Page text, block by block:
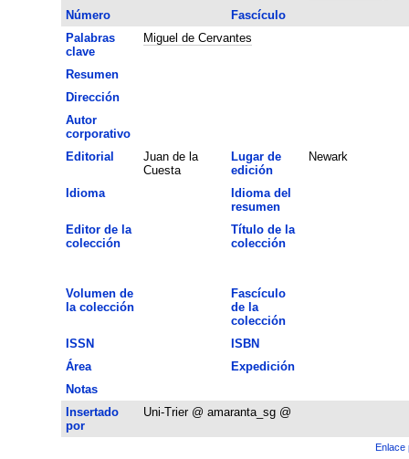
Número
Fascículo
Palabras
clave
Miguel de Cervantes
Resumen
Dirección
Autor
corporativo
Editorial
Juan de la
Cuesta
Lugar de
edición
Newark
Idioma
Idioma del
resumen
Editor de la
colección
Título de la
colección
Volumen de
la colección
Fascículo
de la
colección
ISSN
ISBN
Área
Expedición
Notas
Insertado
por
Uni-Trier @ amaranta_sg @
Enlace